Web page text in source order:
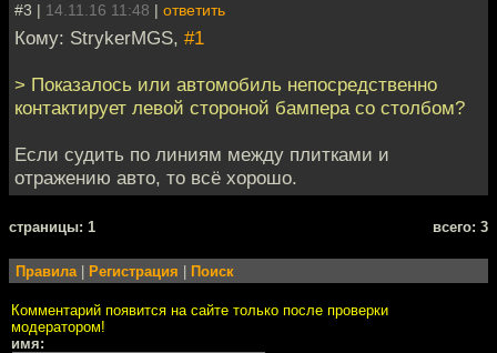
#3 | 14.11.16 11:48 | ответить
Кому: StrykerMGS, #1
> Показалось или автомобиль непосредственно
контактирует левой стороной бампера со столбом?
Если судить по линиям между плитками и
отражению авто, то всё хорошо.
cтраницы: 1 всего: 3
Правила Регистрация Поиск
Комментарий появится на сайте только после проверки
модератором!
имя: